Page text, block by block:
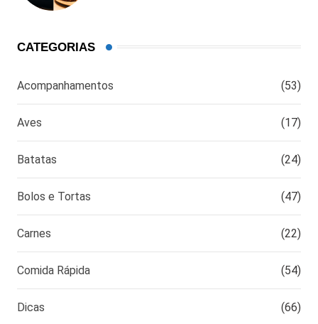
CATEGORIAS
Acompanhamentos (53)
Aves (17)
Batatas (24)
Bolos e Tortas (47)
Carnes (22)
Comida Rápida (54)
Dicas (66)